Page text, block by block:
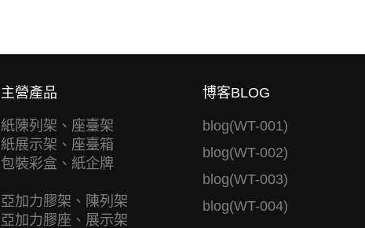
主營產品
紙陳列架、座臺架
紙展示架、座臺箱
包裝彩盒、紙企牌
亞加力膠架、陳列架
亞加力膠座、展示架
博客BLOG
blog(WT-001)
blog(WT-002)
blog(WT-003)
blog(WT-004)